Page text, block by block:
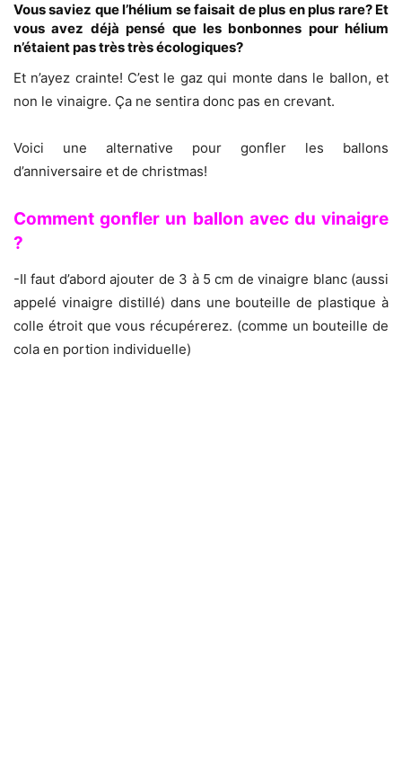
Vous saviez que l’hélium se faisait de plus en plus rare? Et
vous avez déjà pensé que les bonbonnes pour hélium
n’étaient pas très très écologiques?
Et n’ayez crainte! C’est le gaz qui monte dans le ballon, et
non le vinaigre. Ça ne sentira donc pas en crevant.
Voici une alternative pour gonfler les ballons
d’anniversaire et de christmas!
Comment gonfler un ballon avec du vinaigre
?
-Il faut d’abord ajouter de 3 à 5 cm de vinaigre blanc (aussi
appelé vinaigre distillé) dans une bouteille de plastique à
colle étroit que vous récupérerez. (comme un bouteille de
cola en portion individuelle)